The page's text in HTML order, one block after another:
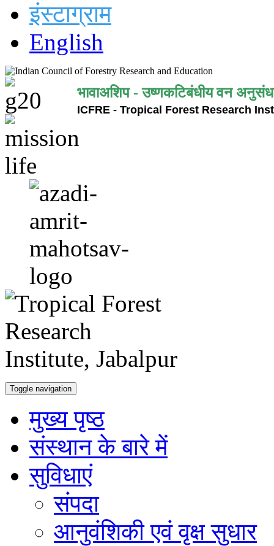
इंस्टाग्राम
English
भावाअशिप - उष्णकटिबंधीय वन
ICFRE - Tropical Forest Research
Toggle navigation
मुख्य पृष्ठ
संस्थान के बारे में
सुविधाएं
संपदा
आनुवंशिकी एवं वृक्ष सुधार